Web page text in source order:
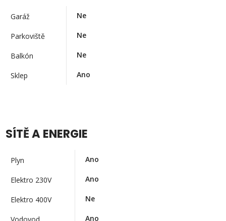
Garáž Ne
Parkoviště Ne
Balkón Ne
Sklep Ano
SÍTĚ A ENERGIE
Plyn Ano
Elektro 230V Ano
Elektro 400V Ne
Ano